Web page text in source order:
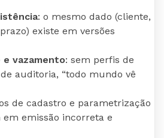
: o mesmo dado (cliente,
existe em versões
e vazamento: sem perfis de
auditoria, “todo mundo vê
de cadastro e parametrização
emissão incorreta e